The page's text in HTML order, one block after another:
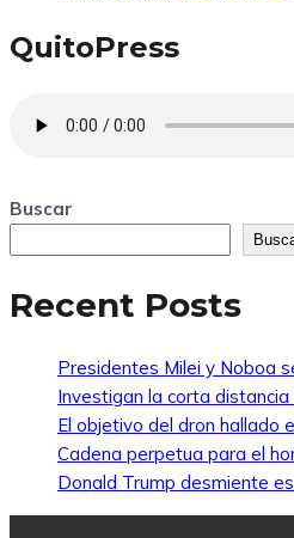
QuitoPress
Buscar
Recent Posts
Presidentes Milei y Noboa
Investigan la corta
El objetivo del dron hallado
Cadena perpetua para el
Donald Trump desmiente